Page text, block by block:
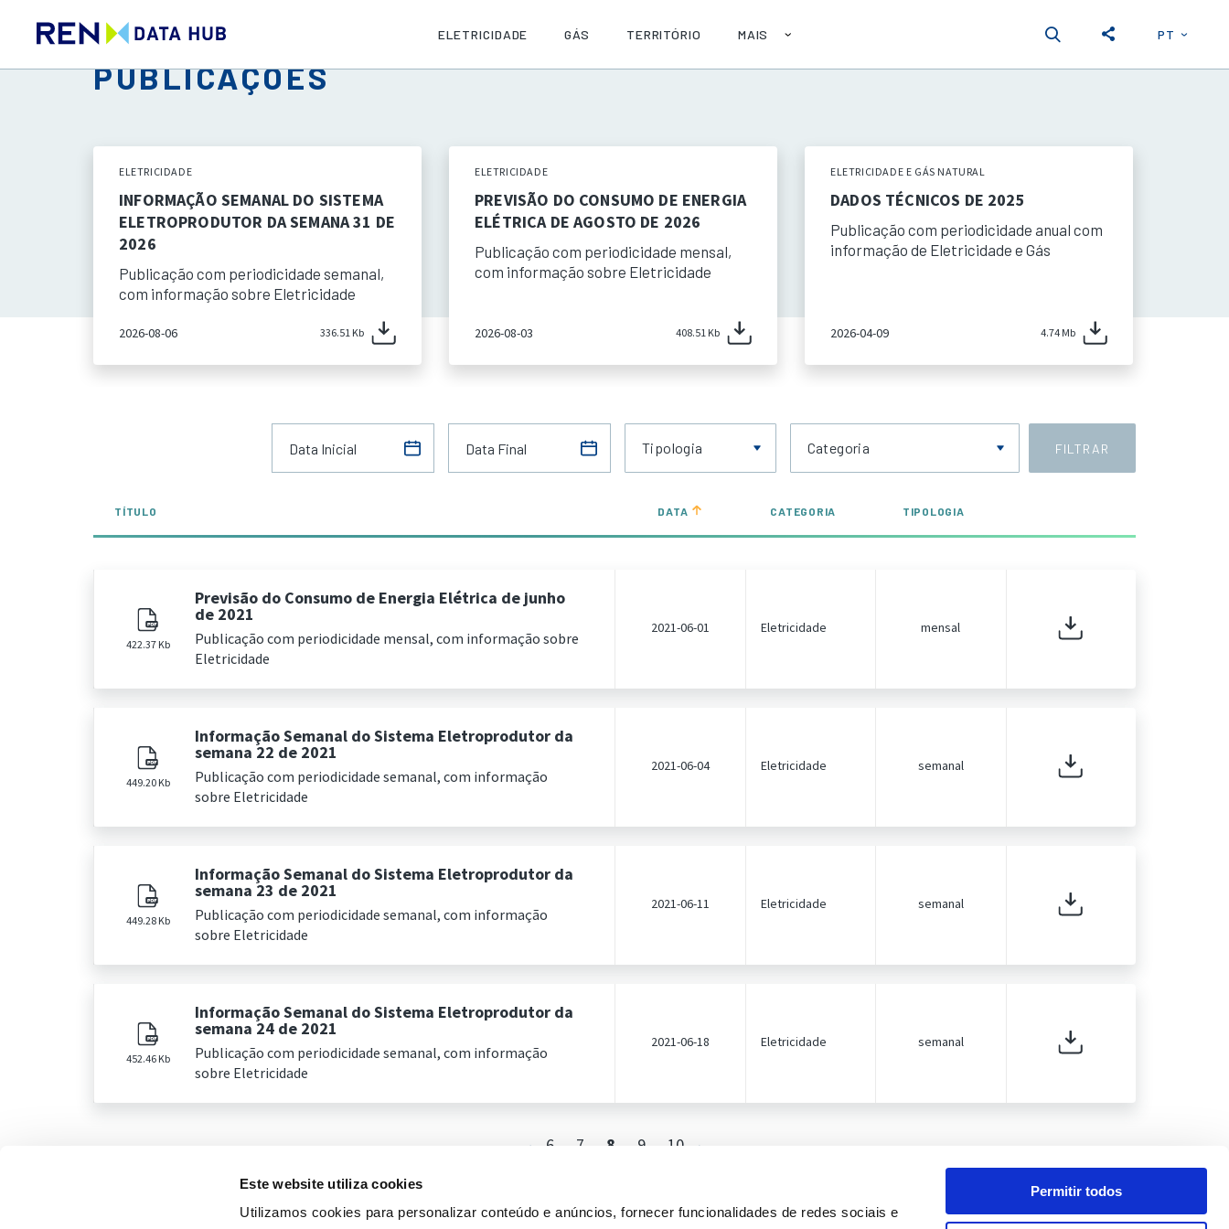
Este website utiliza cookies
Utilizamos cookies para personalizar conteúdo e anúncios, fornecer funcionalidades de redes sociais e
Permitir todos
ELETRICIDADE GÁS TERRITÓRIO MAIS
PT
PUBLICAÇÕES
ELETRICIDADE
INFORMAÇÃO SEMANAL DO SISTEMA
ELETROPRODUTOR DA SEMANA 31 DE
2026
Publicação com periodicidade semanal,
com informação sobre Eletricidade
2026-08-06 336.51 Kb
ELETRICIDADE
PREVISÃO DO CONSUMO DE ENERGIA
ELÉTRICA DE AGOSTO DE 2026
Publicação com periodicidade mensal,
com informação sobre Eletricidade
2026-08-03 408.51 Kb
ELETRICIDADE E GÁS NATURAL
DADOS TÉCNICOS DE 2025
Publicação com periodicidade anual com
informação de Eletricidade e Gás
2026-04-09 4.74 Mb
Tipologia Categoria FILTRAR
TÍTULO DATA CATEGORIA TIPOLOGIA
422.37 Kb
Previsão do Consumo de Energia Elétrica de junho
de 2021
Publicação com periodicidade mensal, com informação sobre
Eletricidade
2021-06-01 Eletricidade mensal
449.20 Kb
Informação Semanal do Sistema Eletroprodutor da
semana 22 de 2021
Publicação com periodicidade semanal, com informação
sobre Eletricidade
2021-06-04 Eletricidade semanal
449.28 Kb
Informação Semanal do Sistema Eletroprodutor da
semana 23 de 2021
Publicação com periodicidade semanal, com informação
sobre Eletricidade
2021-06-11 Eletricidade semanal
452.46 Kb
Informação Semanal do Sistema Eletroprodutor da
semana 24 de 2021
Publicação com periodicidade semanal, com informação
sobre Eletricidade
2021-06-18 Eletricidade semanal
6 7 8 9 10